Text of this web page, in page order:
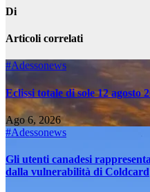
Di
Articoli correlati
#Adessonews
Eclissi totale di sole 12 agosto
Ago 6, 2026
#Adessonews
Gli utenti canadesi
dalla vulnerabilità di Coldcard